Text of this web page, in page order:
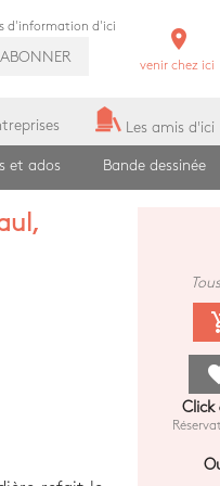
d'information d'ici room
venir chez ici
Les amis d'ici
et ados Bande dessinée
Click